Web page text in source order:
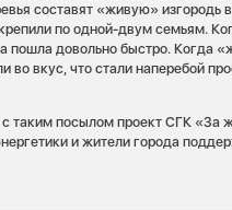
составят «живую» изгородь
по одной-двум семьям.
пошла довольно быстро. Когда
во вкус, что стали наперебой
посылом проект СГК «За
и жители города